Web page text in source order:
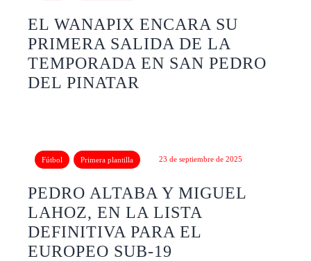
EL WANAPIX ENCARA SU
PRIMERA SALIDA DE LA
TEMPORADA EN SAN PEDRO
DEL PINATAR
Fútbol Primera plantilla 23 de septiembre de 2025
PEDRO ALTABA Y MIGUEL
LAHOZ, EN LA LISTA
DEFINITIVA PARA EL
EUROPEO SUB-19